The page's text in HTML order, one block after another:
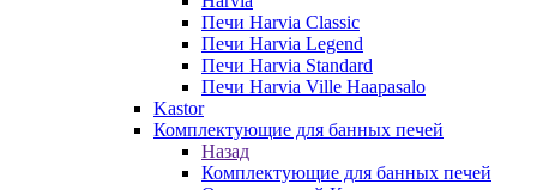
Печи Harvia Classic
Печи Harvia Legend
Печи Harvia Standard
Печи Harvia Ville Haapasalo
Kastor
Комплектующие для банных печей
Назад
Комплектующие для банных печей